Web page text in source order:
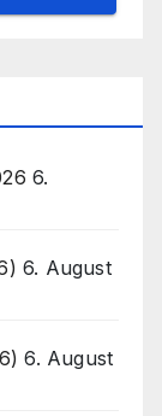
6.
6. August
6. August